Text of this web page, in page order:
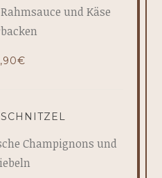
und Käse
Champignons und